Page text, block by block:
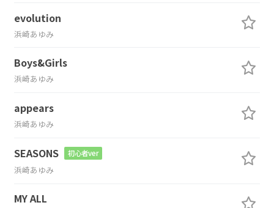
evolution
浜崎あゆみ
Boys&Girls
浜崎あゆみ
appears
浜崎あゆみ
SEASONS 初心者ver
浜崎あゆみ
MY ALL